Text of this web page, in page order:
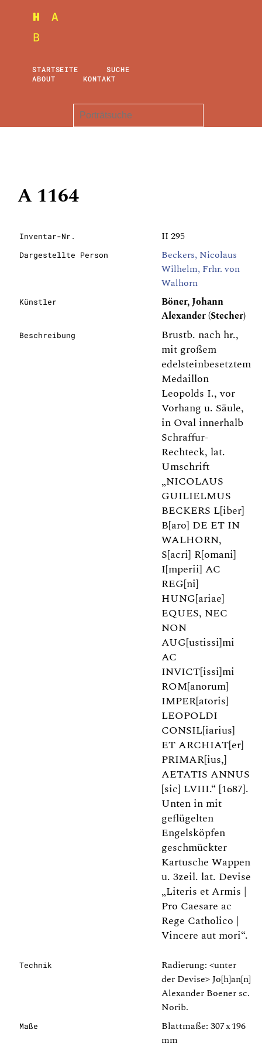
STARTSEITE
SUCHE
ABOUT
KONTAKT
A 1164
Inventar-Nr. II 295
Dargestellte Person
Beckers, Nicolaus
Wilhelm, Frhr. von
Walhorn
Künstler
Böner, Johann
Alexander (Stecher)
Beschreibung
Brustb. nach hr.,
mit großem
edelsteinbesetztem
Medaillon
Leopolds I., vor
Vorhang u. Säule,
in Oval innerhalb
Schraffur-
Rechteck, lat.
Umschrift
„NICOLAUS
GUILIELMUS
BECKERS L[iber]
B[aro] DE ET IN
WALHORN,
S[acri] R[omani]
I[mperii] AC
REG[ni]
HUNG[ariae]
EQUES, NEC
NON
AUG[ustissi]mi
AC
INVICT[issi]mi
ROM[anorum]
IMPER[atoris]
LEOPOLDI
CONSIL[iarius]
ET ARCHIAT[er]
PRIMAR[ius,]
AETATIS ANNUS
[sic] LVIII.“ [1687].
Unten in mit
geflügelten
Engelsköpfen
geschmückter
Kartusche Wappen
u. 3zeil. lat. Devise
„Literis et Armis |
Pro Caesare ac
Rege Catholico |
Vincere aut mori“.
Technik
Radierung: <unter
der Devise> Jo[h]an[n]
Alexander Boener sc.
Norib.
Maße
Blattmaße: 307 x 196
mm